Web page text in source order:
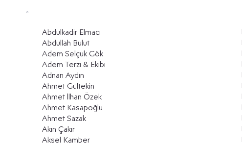
​Abdulkadir Elmacı
Abdullah Bulut
Adem Selçuk Gök
Adem Terzi & Ekibi
​​Adnan Aydın
Ahmet Gültekin
Ahmet İlhan Özek
Ahmet Kasapoğlu
Ahmet Sazak
Akın Çakır
Aksel Kamber